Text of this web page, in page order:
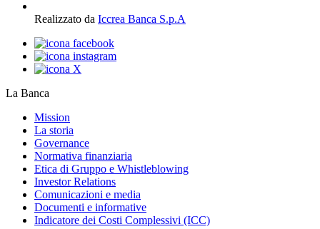
Realizzato da Iccrea Banca S.p.A
La Banca
Mission
La storia
Governance
Normativa finanziaria
Etica di Gruppo e Whistleblowing
Investor Relations
Comunicazioni e media
Documenti e informative
Indicatore dei Costi Complessivi (ICC)